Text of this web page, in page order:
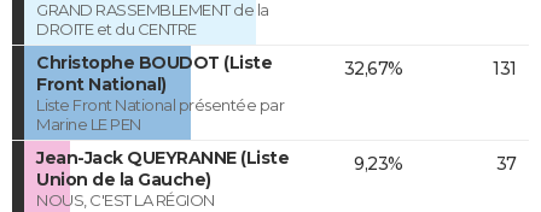
GRAND RASSEMBLEMENT de la
DROITE et du CENTRE
Christophe BOUDOT (Liste
Front National)
Liste Front National présentée par
Marine LE PEN
32,67% 131
Jean-Jack QUEYRANNE (Liste
Union de la Gauche)
NOUS, C'EST LA RÉGION
9,23% 37